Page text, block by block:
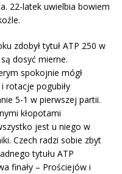
22-latek uwielbia bowiem
zdobył tytuł ATP 250 w
dosyć mierne.
spokojnie mógł
rotacje pogubiły
5-1 w pierwszej partii.
kłopotami
jest u niego w
Czech radzi sobie zbyt
tytułu ATP
finały – Prościejów i